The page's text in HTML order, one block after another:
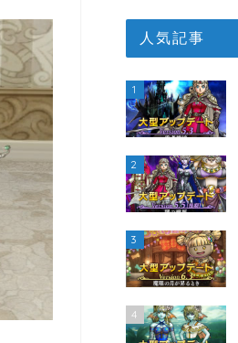
人気記事
1
2
3
4